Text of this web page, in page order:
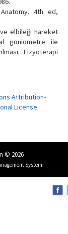
4th ed,
elbileği hareket
goniometre ile
Fizyoterapi
Attribution-
License.
© 2026
System